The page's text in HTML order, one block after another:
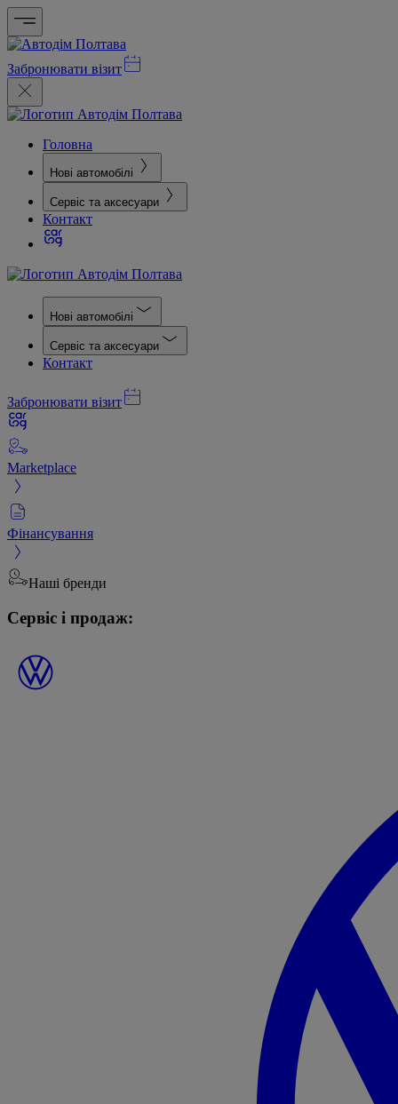
Забронювати візит
Головна
Нові автомобілі
Сервіс та аксесуари
Контакт
Нові автомобілі
Сервіс та аксесуари
Контакт
Забронювати візит
Marketplace
Фінансування
Наші бренди
Сервіс і продаж: